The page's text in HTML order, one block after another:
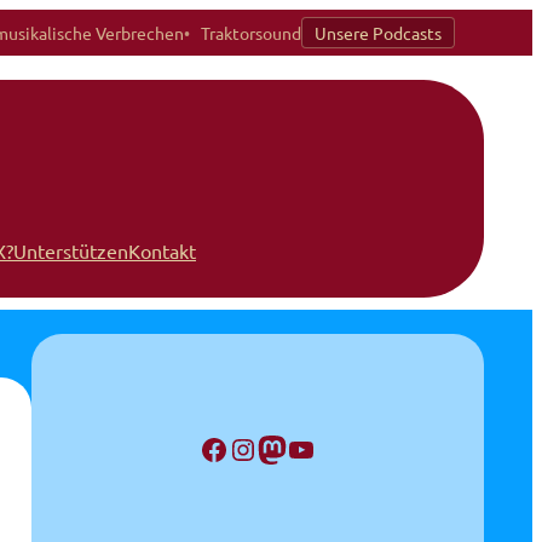
Verbrechen Traktorsound Unsere Podcasts
UnterstützenKontakt
Facebook InstagramMastodon YouTube